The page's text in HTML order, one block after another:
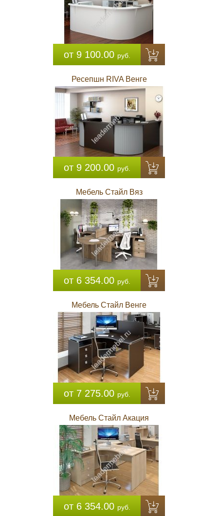
от 9 100.00 руб.
Ресепшн RIVA Венге
от 9 200.00 руб.
Мебель Стайл Вяз
от 6 354.00 руб.
Мебель Стайл Венге
от 7 275.00 руб.
Мебель Стайл Акация
от 6 354.00 руб.